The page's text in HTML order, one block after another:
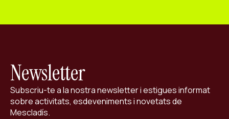
Newsletter
Subscriu-te a la nostra newsletter i estigues informat
sobre activitats, esdeveniments i novetats de
Mescladís.